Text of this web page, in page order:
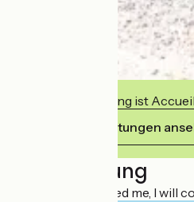
Diese Einrichtung ist
Ihre Verpflichtungen
Beschreibung
Wherever you need me, I will